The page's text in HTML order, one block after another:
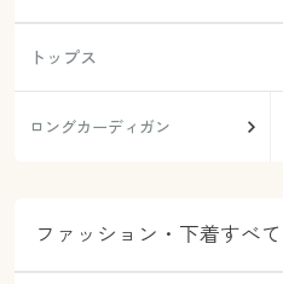
トップス
ロングカーディガン
ファッション・下着すべて